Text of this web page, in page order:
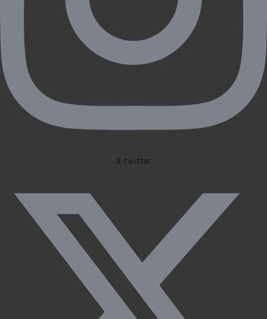
X-twitter